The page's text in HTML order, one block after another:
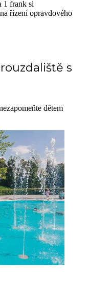
1 frank si
řízení opravdového
s
dětem